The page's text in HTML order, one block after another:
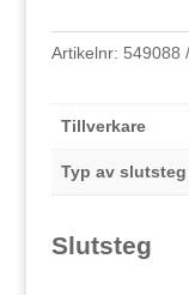
Artikelnr: 549088
Tillverkare
Typ av slutsteg
Slutsteg